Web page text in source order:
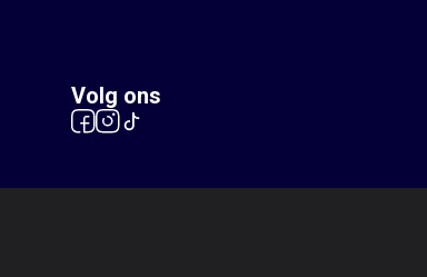
Volg ons